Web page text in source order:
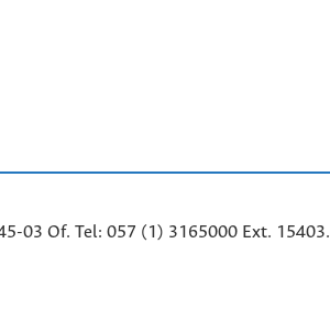
03 Of. Tel: 057 (1) 3165000 Ext. 15403.